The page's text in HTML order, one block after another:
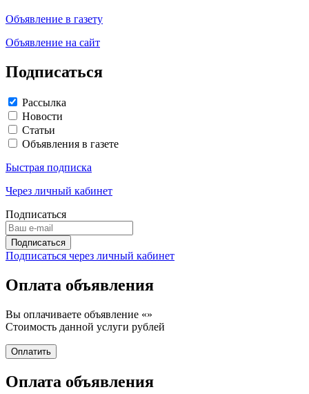
Объявление в газету
Объявление на сайт
Подписаться
Рассылка
Новости
Статьи
Объявления в газете
Быстрая подписка
Через личный кабинет
Подписаться
Подписаться через личный кабинет
Оплата объявления
Вы оплачиваете объявление «»
Стоимость данной услуги рублей
Оплата объявления